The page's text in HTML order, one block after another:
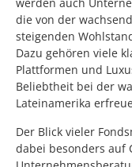
die von der
steigenden
Dazu gehören viele
Plattformen und
Beliebtheit bei der
Lateinamerika
Der Blick vieler
dabei besonders auf